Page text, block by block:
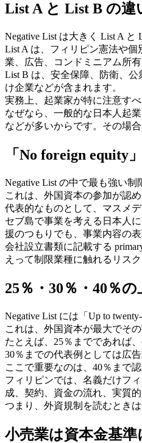
List A と List B の違
Negative List は大きく List A と
List A は、フィリピン憲法や
業、広告、コンドミニアム所有
List B は、安全保障、防衛、
け企業などが含まれます。
実務上、起業家が特に注意す
なぜなら、一般的な日本人起
などが多いからです。その場
「No foreign equity
Negative List の中で最も強い制
これは、外国資本の参加が認
代表的なものとして、マスメ
セブ島で事業を考える日本人
援のつもりでも、事業内容の
会社設立書類に記載する
えって制限業種に触れるリス
25％・30％・40％
Negative List には「Up to
これは、外国資本が最大でそ
たとえば、25％までであれば
30％までの代表例としては広
ここで重要なのは、40％まで
フィリピンでは、名義だけフ
成、契約、資金の流れ、実質
つまり、外資規制を読むとき
小売業は資本金基準